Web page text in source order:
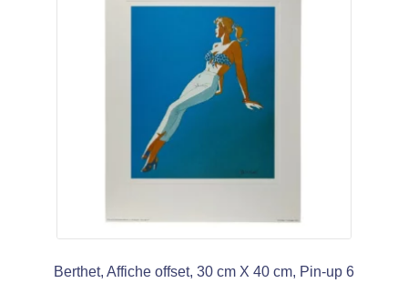
Berthet, Affiche offset, 30 cm X 40 cm, Pin-up 6